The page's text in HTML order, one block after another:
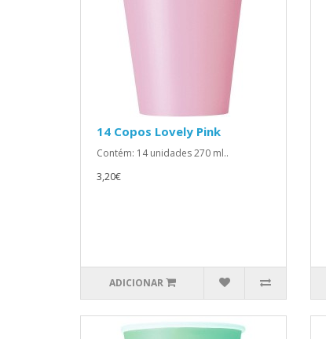
14 Copos Lovely Pink
Contém: 14 unidades 270 ml..
3,20€
ADICIONAR